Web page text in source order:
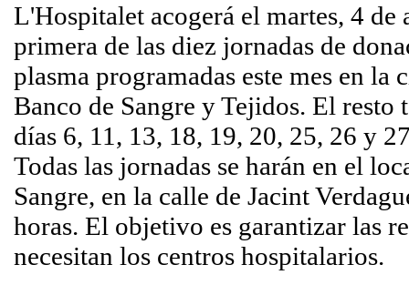
L'Hospitalet acogerá el martes, 4 de
primera de las diez jornadas de
plasma programadas este mes en la
Banco de Sangre y Tejidos. El resto
días 6, 11, 13, 18, 19, 20, 25, 26 y
Todas las jornadas se harán en el
Sangre, en la calle de Jacint
horas. El objetivo es garantizar las
necesitan los centros hospitalarios.